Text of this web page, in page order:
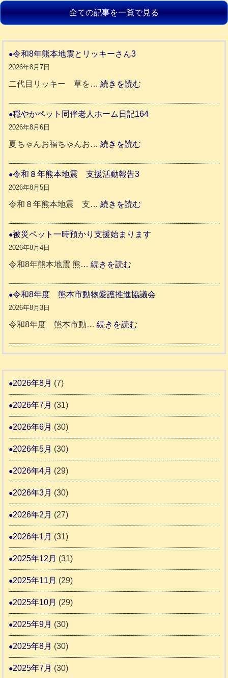
全ての記事を一覧で見る
令和8年熊本地震とリッキーさん3
2026年8月7日
二代目リッキー 草を…続きを読む
和
リ
ッ
さ
ん
穏やかペット同伴老人ホーム日記164
2026年8月6日
夏ちゃんお福ちゃんお…続きを読む
ト
人
ホ
日
1
令和８年熊本地震 支援活動報告3
2026年8月5日
令和８年熊本地震 支…続きを読む
和
本
支
告
被災ペット一時預かり支援始まります
2026年8月4日
令和8年熊本地震 熊…続きを読む
災
ッ
か
す
令和8年度 熊本市動物愛護推進協議会
2026年8月3日
令和8年度 熊本市動…続きを読む
和
度
本
物
推
2026年8月 (7)
2026年7月 (31)
2026年6月 (30)
2026年5月 (30)
2026年4月 (29)
2026年3月 (30)
2026年2月 (27)
2026年1月 (31)
2025年12月 (31)
2025年11月 (29)
2025年10月 (29)
2025年9月 (30)
2025年8月 (30)
2025年7月 (30)